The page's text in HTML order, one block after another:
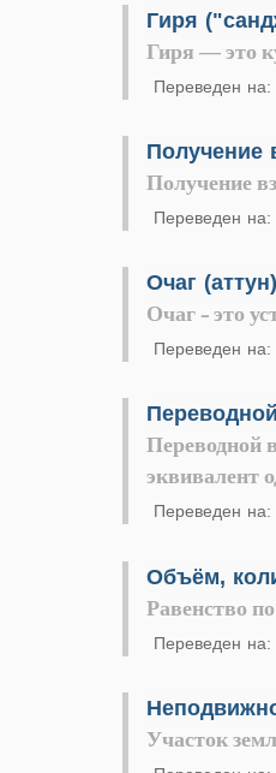
Гиря — это
Переведен на:
Получение
Переведен на:
Очаг - это
Переведен на:
Переводной
эквивалент
Переведен на:
Равенство
Переведен на:
Участок